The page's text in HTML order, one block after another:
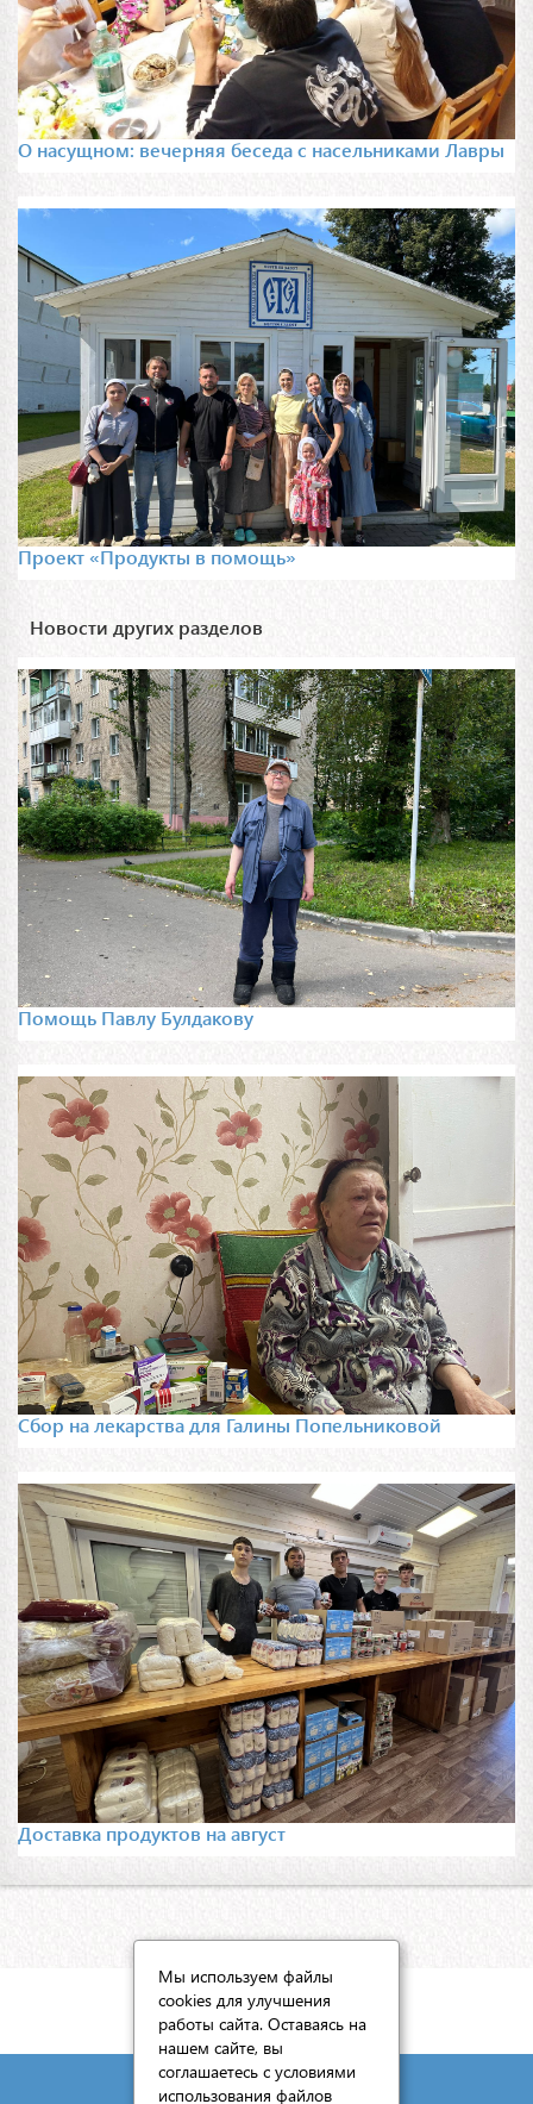
О насущном: вечерняя беседа с насельниками Лавры
Проект «Продукты в помощь»
Новости других разделов
Помощь Павлу Булдакову
Сбор на лекарства для Галины Попельниковой
Доставка продуктов на август
КАРТА САЙТА
Мы используем файлы
cookies для улучшения
работы сайта. Оставаясь на
нашем сайте, вы
соглашаетесь с условиями
использования файлов